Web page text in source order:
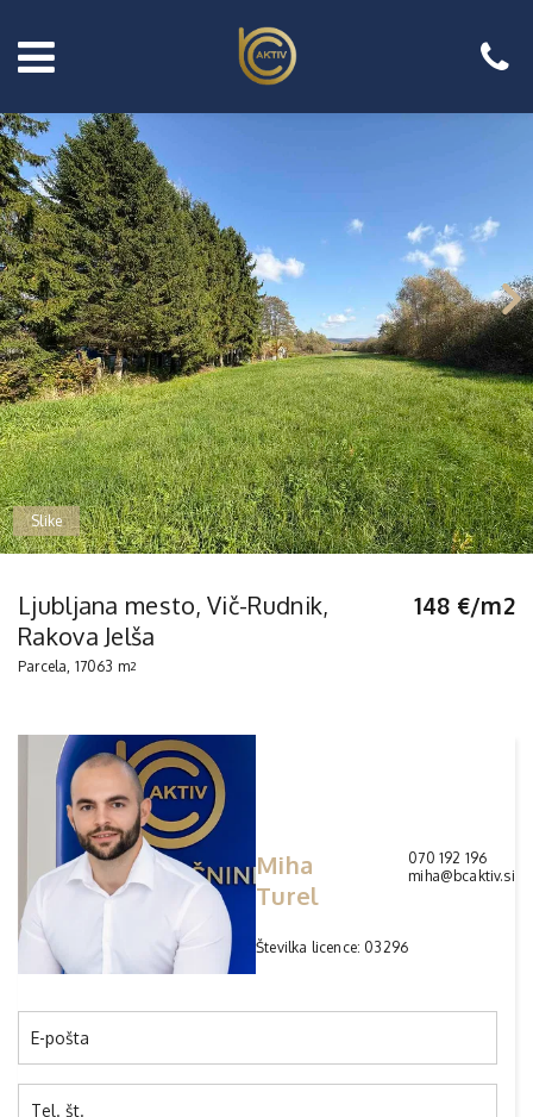
Slike
Ljubljana mesto, Vič-Rudnik,
Rakova Jelša
Parcela, 17063 m2
148 €/m2
Miha
Turel
Številka licence: 03296
070 192 196
miha@bcaktiv.si